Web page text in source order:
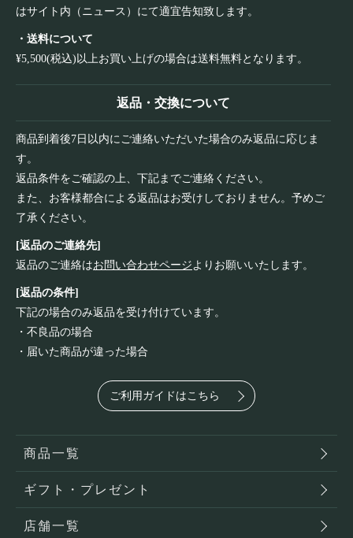
はサイト内（ニュース）にて適宜告知致します。
・送料について
¥5,500(税込)以上お買い上げの場合は送料無料となります。
返品・交換について
商品到着後7日以内にご連絡いただいた場合のみ返品に応じま
す。
返品条件をご確認の上、下記までご連絡ください。
また、お客様都合による返品はお受けしておりません。予めご
了承ください。
[返品のご連絡先]
返品のご連絡はお問い合わせページよりお願いいたします。
[返品の条件]
下記の場合のみ返品を受け付けています。
・不良品の場合
・届いた商品が違った場合
ご利用ガイドはこちら
商品一覧
ギフト・プレゼント
店舗一覧